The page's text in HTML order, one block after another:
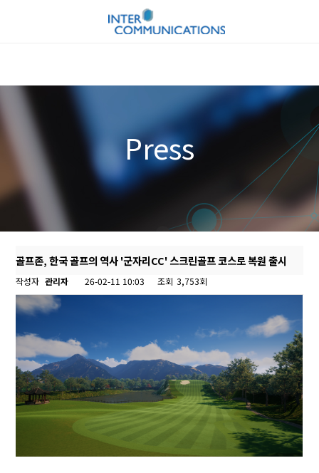
Press
골프존, 한국 골프의 역사 '군자리CC' 스크린골프 코스로 복원 출시
작성자 관리자 26-02-11 10:03 조회 3,753회